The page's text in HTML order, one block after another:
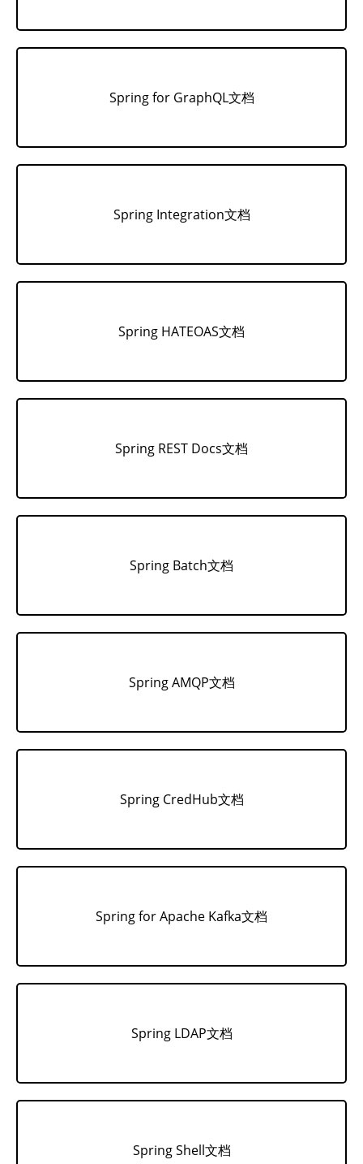
Spring for GraphQL文档
Spring Integration文档
Spring HATEOAS文档
Spring REST Docs文档
Spring Batch文档
Spring AMQP文档
Spring CredHub文档
Spring for Apache Kafka文档
Spring LDAP文档
Spring Shell文档